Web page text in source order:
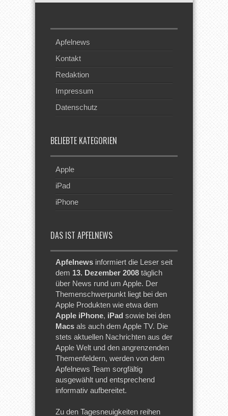
Apfelnews
Kontakt
Redaktion
Impressum
Datenschutz
BELIEBTE KATEGORIEN
Apple
iPad
iPhone
DAS IST APFELNEWS
Apfelnews informiert die Leser seit
dem 13. Dezember 2008 täglich
über News rund um Apple. Der
Themenschwerpunkt liegt bei den
Apple Produkten wie etwa dem
Apple iPhone, iPad sowie bei den
Macs als auch dem Apple TV. Die
stets aktuellen Nachrichten aus der
Apple Welt und den angrenzenden
Themenfeldern, werden von dem
Apfelnews Team sorgfältig
ausgewählt und entsprechend
informativ aufbereitet.
Zu den Tagesneuigkeiten reihen